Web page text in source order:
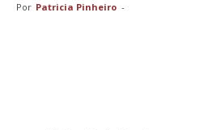
Por Patricia Pinheiro -